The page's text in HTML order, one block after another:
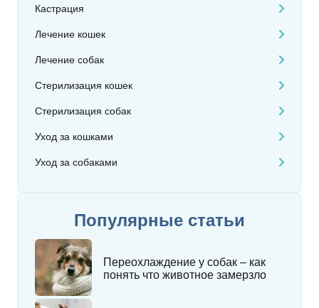
Кастрация
Лечение кошек
Лечение собак
Стерилизация кошек
Стерилизация собак
Уход за кошками
Уход за собаками
Популярные статьи
Переохлаждение у собак – как
понять что животное замерзло